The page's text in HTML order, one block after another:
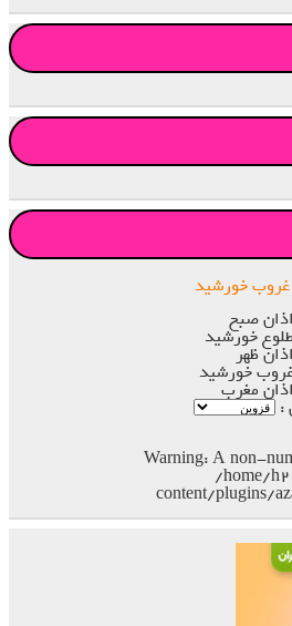
غروب خورشید
اذان صبح
خورشید
اذان ظهر
خورشید
اذان مغرب
:
Warning: A non-
/home/
content/plugins/